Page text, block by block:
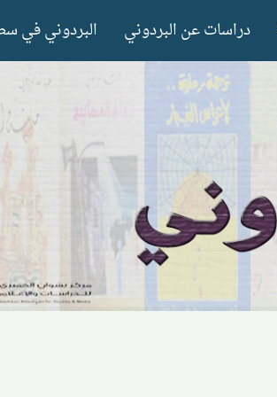
دراسات عن البردوني البردوني في